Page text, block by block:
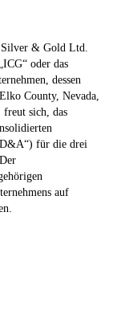
& Gold Ltd.
oder das
dessen
County, Nevada,
sich, das
“) für die drei
auf